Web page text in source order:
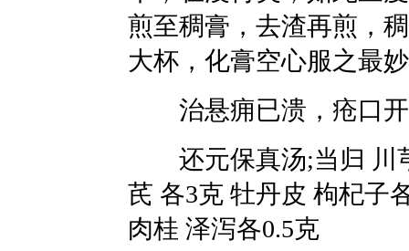
煎至稠膏，去渣再煎，
大杯，化膏空心服之最
治悬痈已溃，疮口开
还元保真汤;当归 川
芪 各3克 牡丹皮 枸杞子
肉桂 泽泻各0.5克